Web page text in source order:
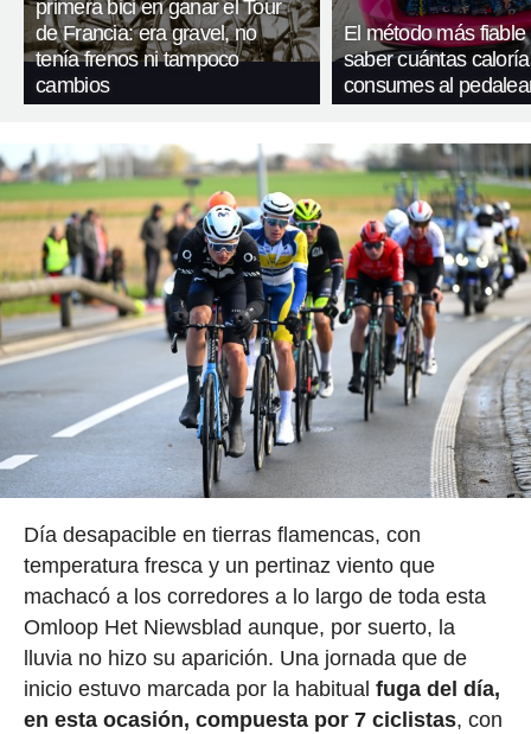
primera bici en ganar el Tour
de Francia: era gravel, no
tenía frenos ni tampoco
cambios
El método más fiable
saber cuántas
consumes al
Día desapacible en tierras flamencas, con
temperatura fresca y un pertinaz viento que
machacó a los corredores a lo largo de toda esta
Omloop Het Niewsblad aunque, por suerto, la
lluvia no hizo su aparición. Una jornada que de
inicio estuvo marcada por la habitual fuga del día,
en esta ocasión, compuesta por 7 ciclistas, con